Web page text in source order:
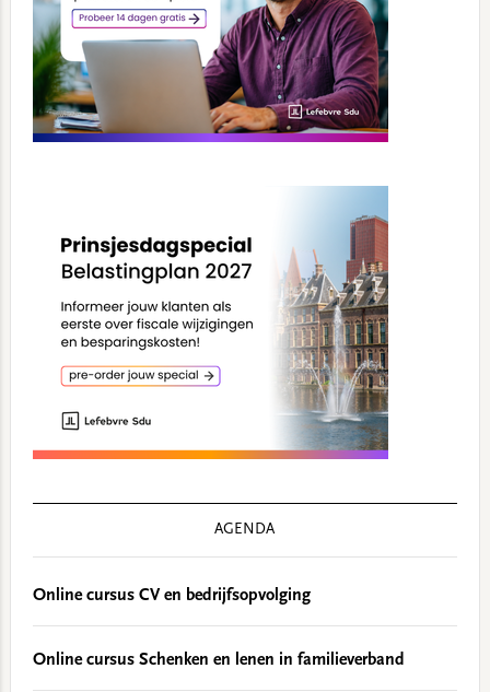
AGENDA
Online cursus CV en bedrijfsopvolging
Online cursus Schenken en lenen in familieverband